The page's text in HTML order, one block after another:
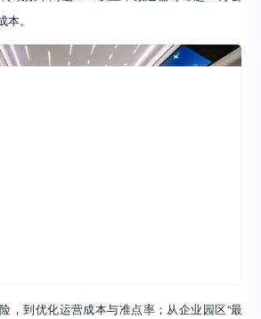
。
，到优化运营成本与准点率；从企业园区“最